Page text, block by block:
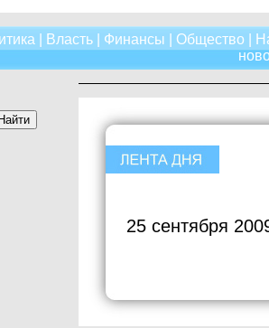
Власть| Финансы Общество
25 сентября